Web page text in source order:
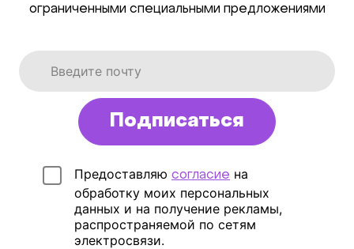
ограниченными специальными предложениями
Подписаться
Предоставляю согласие на
обработку моих персональных
данных и на получение рекламы,
распространяемой по сетям
электросвязи.